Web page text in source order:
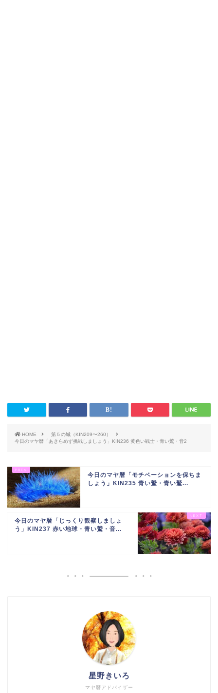
HOME
第５の城（KIN209〜260）
今日のマヤ暦「あきらめず挑戦しましょう」KIN236 黄色い戦士・青い鷲・音2
今日のマヤ暦「モチベーションを保ちま
しょう」KIN235 青い鷲・青い鷲...
今日のマヤ暦「じっくり観察しましょ
う」KIN237 赤い地球・青い鷲・音...
マヤ暦アドバイザー
星野きいろ